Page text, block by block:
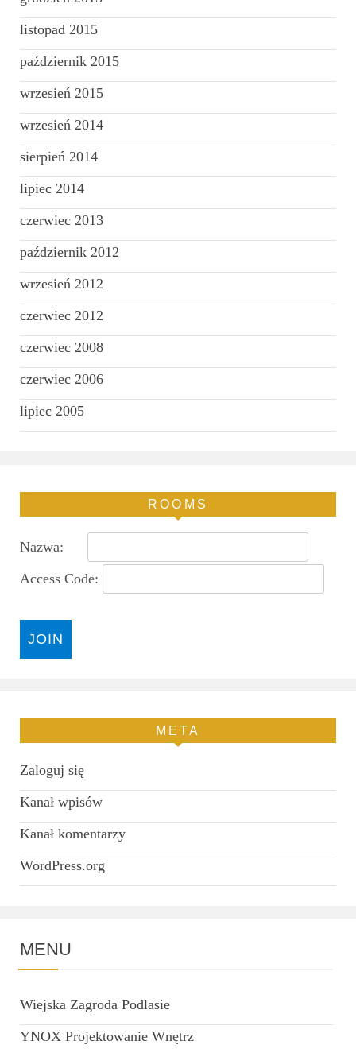
listopad 2015
październik 2015
wrzesień 2015
wrzesień 2014
sierpień 2014
lipiec 2014
czerwiec 2013
październik 2012
wrzesień 2012
czerwiec 2012
czerwiec 2008
czerwiec 2006
lipiec 2005
ROOMS
Nazwa:
Access Code:
META
Zaloguj się
Kanał wpisów
Kanał komentarzy
WordPress.org
MENU
Wiejska Zagroda Podlasie
YNOX Projektowanie Wnętrz